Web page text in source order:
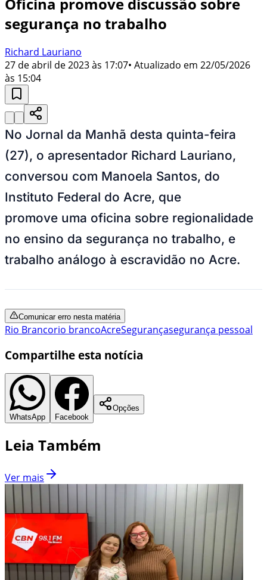
segurança no trabalho
Richard Lauriano
27 de abril de 2023 às 17:07• Atualizado em 22/05/2026
às 15:04
No Jornal da Manhã desta quinta-feira
(27), o apresentador Richard Lauriano,
conversou com Manoela Santos, do
Instituto Federal do Acre, que
promove uma oficina sobre regionalidade
no ensino da segurança no trabalho, e
trabalho análogo à escravidão no Acre.
Comunicar erro nesta matéria
Rio Brancorio brancoAcreSegurançasegurança pessoal
Compartilhe esta notícia
WhatsApp Facebook
Opções
Leia Também
Ver mais